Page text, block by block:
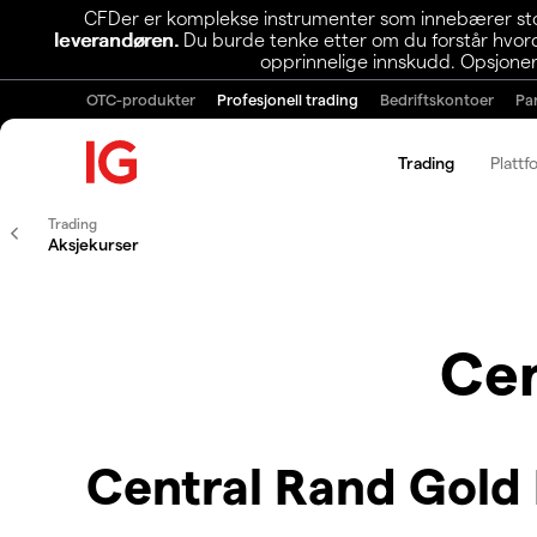
CFDer er komplekse instrumenter som innebærer
leverandøren.Du burde tenke etter om du forstår
opprinnelige innskudd.
OTC-produkter Profesjonell trading Bedriftskontoer
Trading
Trading
Aksjekurser
Central Rand